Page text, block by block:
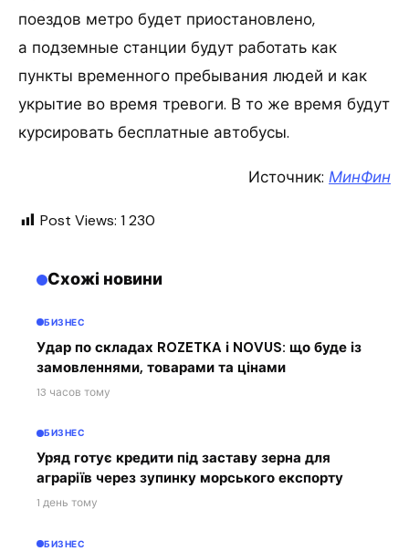
поездов метро будет приостановлено,
а подземные станции будут работать как
пункты временного пребывания людей и как
укрытие во время тревоги. В то же время будут
курсировать бесплатные автобусы.
Источник: МинФин
Post Views: 1 230
Схожі новини
БИЗНЕС
Удар по складах ROZETKA і NOVUS: що буде із
замовленнями, товарами та цінами
13 часов тому
БИЗНЕС
Уряд готує кредити під заставу зерна для
аграріїв через зупинку морського експорту
1 день тому
БИЗНЕС